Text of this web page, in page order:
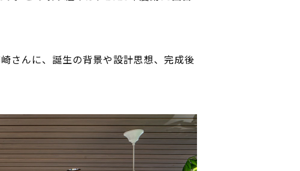
さんに、誕生の背景や設計思想、完成後